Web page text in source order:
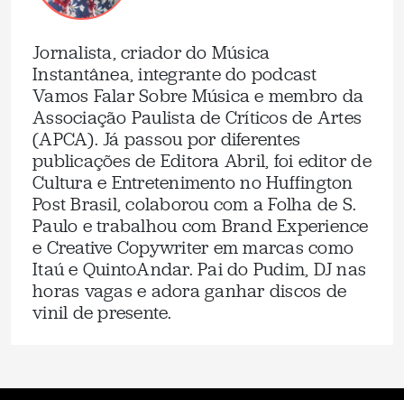
Jornalista, criador do Música
Instantânea, integrante do podcast
Vamos Falar Sobre Música e membro da
Associação Paulista de Críticos de Artes
(APCA). Já passou por diferentes
publicações de Editora Abril, foi editor de
Cultura e Entretenimento no Huffington
Post Brasil, colaborou com a Folha de S.
Paulo e trabalhou com Brand Experience
e Creative Copywriter em marcas como
Itaú e QuintoAndar. Pai do Pudim, DJ nas
horas vagas e adora ganhar discos de
vinil de presente.